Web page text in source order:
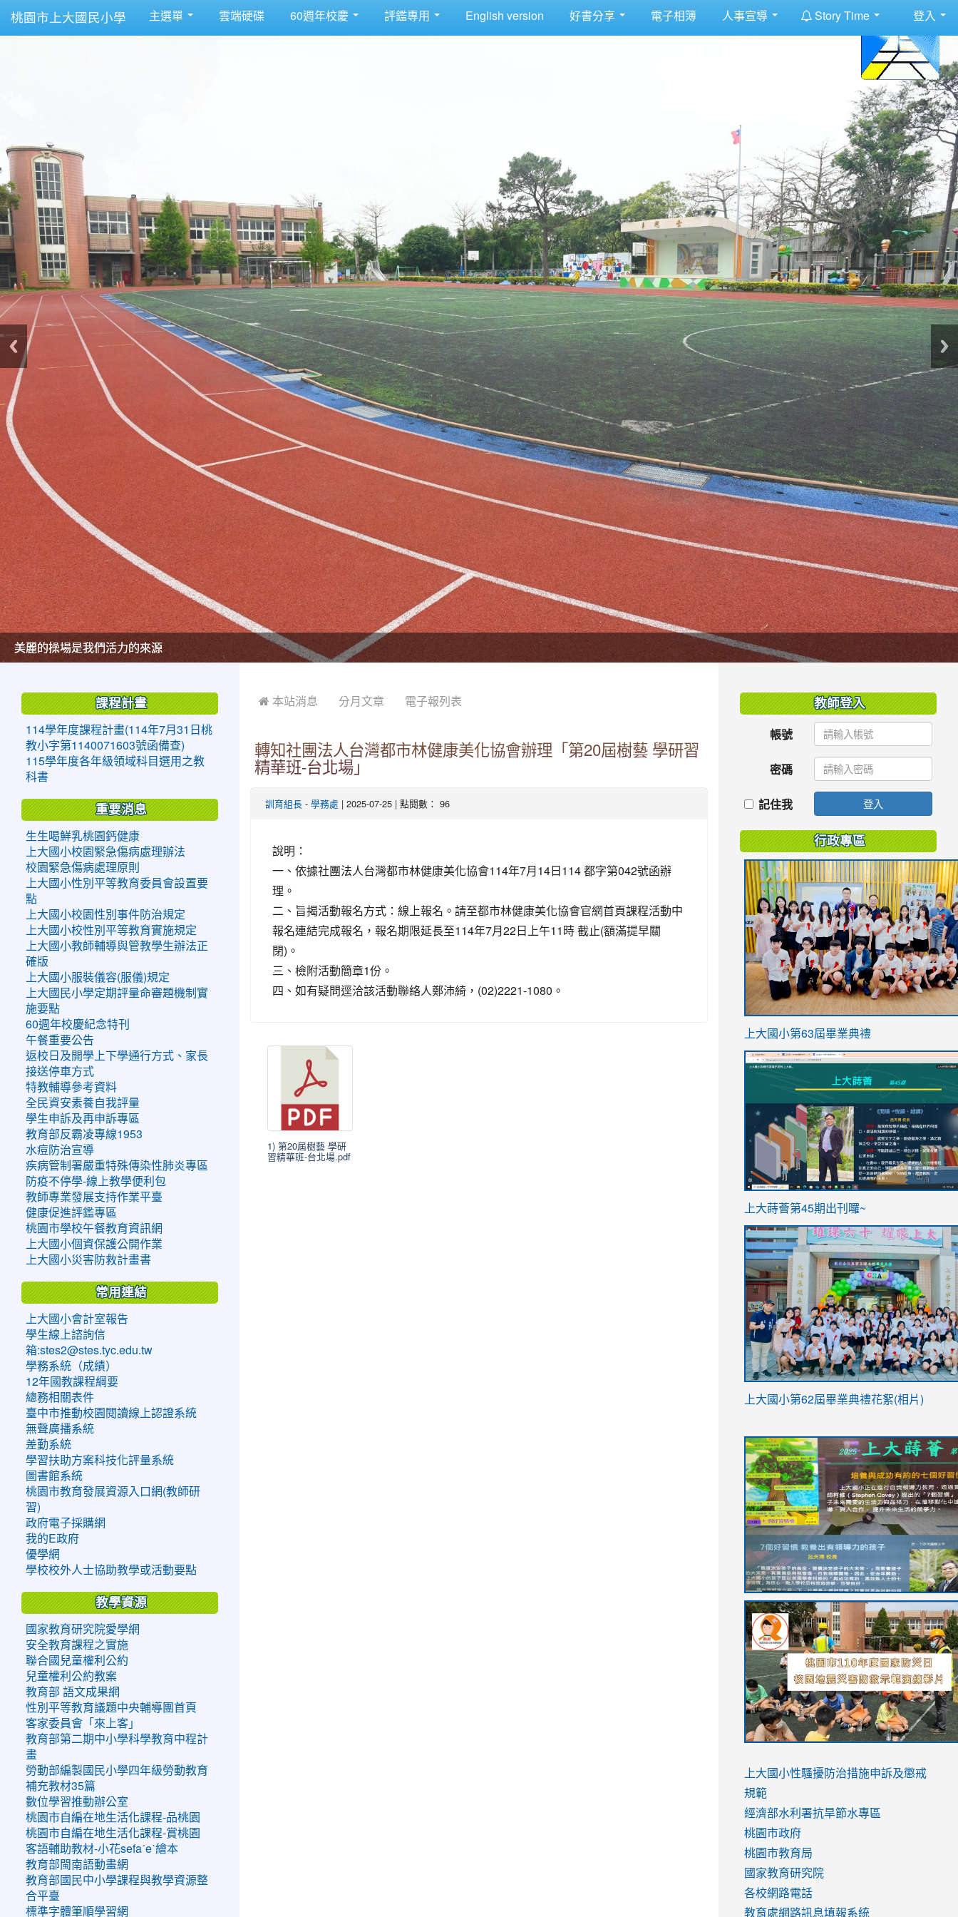
桃園市上大國民小學 主選單 雲端硬碟 60週年校慶 評鑑專用 English version 好書分享 電子相簿 人事宣導 Story Time 登入
美麗的操場是我們活力的來源
美麗的操場是我們活力的來源
煥然一新的小司令台
煥然一新的小司令台
富含桃園埤塘田園風光意象的中廊
富含桃園埤塘田園風光意象的中廊
嶄新的中庭廣場
嶄新的中庭廣場
水生池生生不息
水生池生生不息
 本站消息 分月文章 電子報列表
轉知社團法人台灣都市林健康美化協會辦理「第20屆樹藝 學研習
精華班-台北場」
訓育組長 - 學務處 | 2025-07-25 | 點閱數： 96
說明：
一、依據社團法人台灣都市林健康美化協會114年7月14日114 都字第042號函辦
理。
二、旨揭活動報名方式：線上報名。請至都市林健康美化協會官網首頁課程活動中
報名連結完成報名，報名期限延長至114年7月22日上午11時 截止(額滿提早關
閉)。
三、檢附活動簡章1份。
四、如有疑問逕洽該活動聯絡人鄭沛綺，(02)2221-1080。
1) 第20屆樹藝 學研
習精華班-台北場.pdf
課程計畫
114學年度課程計畫(114年7月31日桃
教小字第1140071603號函備查)
115學年度各年級領域科目選用之教
科書
重要消息
生生喝鮮乳桃園鈣健康
上大國小校園緊急傷病處理辦法
校園緊急傷病處理原則
上大國小性別平等教育委員會設置要
點
上大國小校園性別事件防治規定
上大國小校性別平等教育實施規定
上大國小教師輔導與管教學生辦法正
確版
上大國小服裝儀容(服儀)規定
上大國民小學定期評量命審題機制實
施要點
60週年校慶紀念特刊
午餐重要公告
返校日及開學上下學通行方式、家長
接送停車方式
特教輔導參考資料
全民資安素養自我評量
學生申訴及再申訴專區
教育部反霸凌專線1953
水痘防治宣導
疾病管制署嚴重特殊傳染性肺炎專區
防疫不停學-線上教學便利包
教師專業發展支持作業平臺
健康促進評鑑專區
桃園市學校午餐教育資訊網
上大國小個資保護公開作業
上大國小災害防救計畫書
常用連結
上大國小會計室報告
學生線上諮詢信
箱:stes2@stes.tyc.edu.tw
學務系統（成績）
12年國教課程綱要
總務相關表件
臺中市推動校園閱讀線上認證系統
無聲廣播系統
差勤系統
學習扶助方案科技化評量系統
圖書館系統
桃園市教育發展資源入口網(教師研
習)
政府電子採購網
我的E政府
優學網
學校校外人士協助教學或活動要點
教學資源
國家教育研究院愛學網
安全教育課程之實施
聯合國兒童權利公約
兒童權利公約教案
教育部 語文成果網
性別平等教育議題中央輔導團首頁
客家委員會「來上客」
教育部第二期中小學科學教育中程計
畫
勞動部編製國民小學四年級勞動教育
補充教材35篇
數位學習推動辦公室
桃園市自編在地生活化課程-品桃園
桃園市自編在地生活化課程-賞桃園
客語輔助教材-小花sefaˊeˋ繪本
教育部閩南語動畫網
教育部國民中小學課程與教學資源整
合平臺
標準字體筆順學習網
教師登入
帳號
密碼
記住我 登入
行政專區
link
https://sites.google.com/stes.tyc.edu.tw/
上大國小第63屆畢業典禮
link
ink
https://sites.google.com/stes.tyc.edu.tw/
link
https://sites.google.com/stes.tyc.edu.tw/
上大蒔薈第45期出刊囉~
link
YfDQppRvyMk686kIw6SBbssEIZ6WnT/
usp=sharing
上大國小第62屆畢業典禮花絮(相片)
to
https://drive.google.com/file/d/1I-
YfDQppRvyMk686kIw6SBbssEIZ6WnT/
usp=sharing
to
https://sites.google.com/stes.tyc.edu.tw/
link
to
https://sites.google.com/stes.tyc.edu.tw/
link
to
https://drive.google.com/file/d/
usp=sharing
link
to
https://youtu.be/jJOMVWY3-
8M
link
to
https://drive.google.com/file/d/
usp=sharing
to
https://www.youtube.com/watch?
v=hC_gdZndU9s
to
https://www.youtube.com/watch?
v=hC_gdZndU9s
link
to
https://www.youtube.com/watch?
v=mfpNykQ0g4M
上大國小性騷擾防治措施申訴及懲戒
規範
經濟部水利署抗旱節水專區
桃園市政府
桃園市教育局
國家教育研究院
各校網路電話
教育處網路訊息填報系統